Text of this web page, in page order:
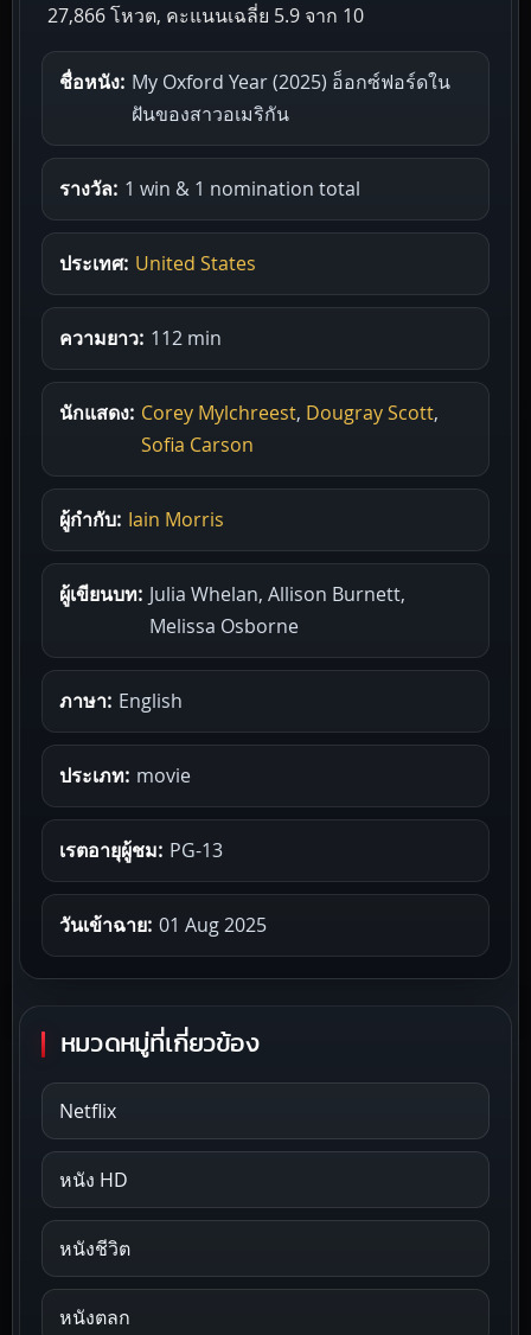
27,866 โหวต, คะแนนเฉลี่ย 5.9 จาก 10
ชื่อหนัง: My Oxford Year (2025) อ็อกซ์ฟอร์ดใน
ฝันของสาวอเมริกัน
รางวัล: 1 win & 1 nomination total
ประเทศ: United States
ความยาว: 112 min
นักแสดง: Corey Mylchreest, Dougray Scott,
Sofia Carson
ผู้กำกับ: Iain Morris
ผู้เขียนบท: Julia Whelan, Allison Burnett,
Melissa Osborne
ภาษา: English
ประเภท: movie
เรตอายุผู้ชม: PG-13
วันเข้าฉาย: 01 Aug 2025
หมวดหมู่ที่เกี่ยวข้อง
Netflix
หนัง HD
หนังชีวิต
หนังตลก